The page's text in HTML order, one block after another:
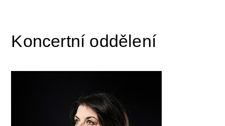
Koncertní oddělení